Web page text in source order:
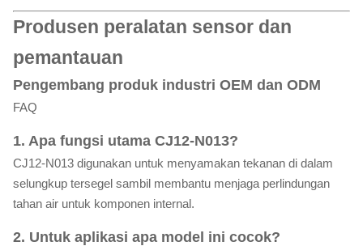
Produsen peralatan sensor dan
pemantauan
Pengembang produk industri OEM dan ODM
FAQ
1. Apa fungsi utama CJ12-N013?
CJ12-N013 digunakan untuk menyamakan tekanan di dalam
selungkup tersegel sambil membantu menjaga perlindungan
tahan air untuk komponen internal.
2. Untuk aplikasi apa model ini cocok?